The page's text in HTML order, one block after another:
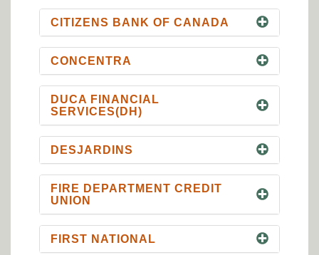
CITIZENS BANK OF CANADA
CONCENTRA
DUCA FINANCIAL
SERVICES(DH)
DESJARDINS
FIRE DEPARTMENT CREDIT
UNION
FIRST NATIONAL